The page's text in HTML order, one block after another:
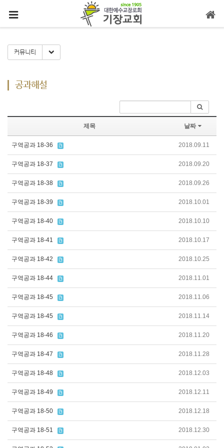
커뮤니티 Toggle Dropdown
공과해설
제목 날짜
구역공과 18-36 2018.09.11
구역공과 18-37 2018.09.20
구역공과 18-38 2018.09.26
구역공과 18-39 2018.10.01
구역공과 18-40 2018.10.10
구역공과 18-41 2018.10.17
구역공과 18-42 2018.10.25
구역공과 18-44 2018.11.01
구역공과 18-45 2018.11.06
구역공과 18-45 2018.11.14
구역공과 18-46 2018.11.20
구역공과 18-47 2018.11.28
구역공과 18-48 2018.12.03
구역공과 18-49 2018.12.11
구역공과 18-50 2018.12.18
구역공과 18-51 2018.12.30